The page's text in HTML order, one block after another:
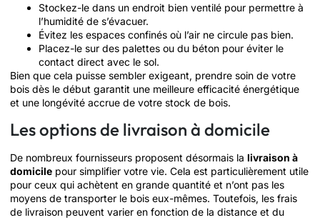
Stockez-le dans un endroit bien ventilé pour permettre à
l’humidité de s’évacuer.
Évitez les espaces confinés où l’air ne circule pas bien.
Placez-le sur des palettes ou du béton pour éviter le
contact direct avec le sol.
Bien que cela puisse sembler exigeant, prendre soin de votre
bois dès le début garantit une meilleure efficacité énergétique
et une longévité accrue de votre stock de bois.
Les options de livraison à domicile
De nombreux fournisseurs proposent désormais la livraison à
domicile pour simplifier votre vie. Cela est particulièrement utile
pour ceux qui achètent en grande quantité et n’ont pas les
moyens de transporter le bois eux-mêmes. Toutefois, les frais
de livraison peuvent varier en fonction de la distance et du